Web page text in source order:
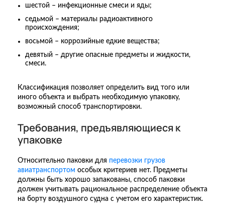
шестой – инфекционные смеси и яды;
седьмой – материалы радиоактивного
происхождения;
восьмой – коррозийные едкие вещества;
девятый – другие опасные предметы и жидкости,
смеси.
Классификация позволяет определить вид того или
иного объекта и выбрать необходимую упаковку,
возможный способ транспортировки.
Требования, предъявляющиеся к
упаковке
Относительно паковки для перевозки грузов
авиатранспортом особых критериев нет. Предметы
должны быть хорошо запакованы, способ паковки
должен учитывать рациональное распределение объекта
на борту воздушного судна с учетом его характеристик.